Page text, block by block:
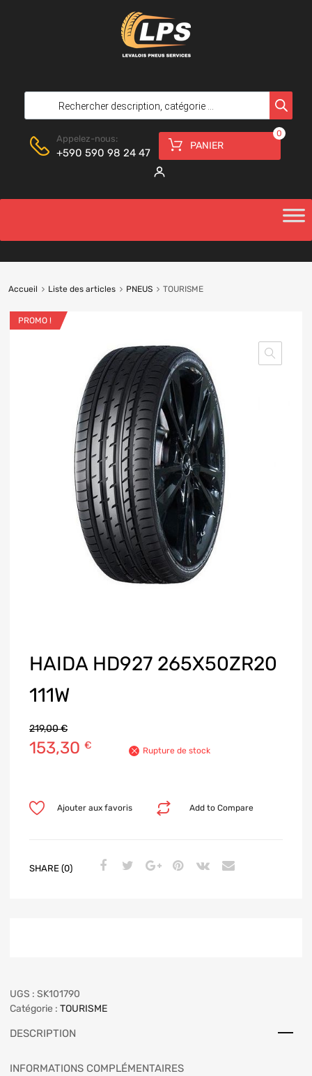
Appelez-nous:
+590 590 98 24 47
PANIER
0
Accueil Liste des articles PNEUS TOURISME
PROMO !
HAIDA HD927 265X50ZR20
111W
219,00€
153,30 € Rupture de stock
Add to Compare
Ajouter aux favoris
SHARE (0)
UGS : SK101790
Catégorie : TOURISME
DESCRIPTION
INFORMATIONS COMPLÉMENTAIRES